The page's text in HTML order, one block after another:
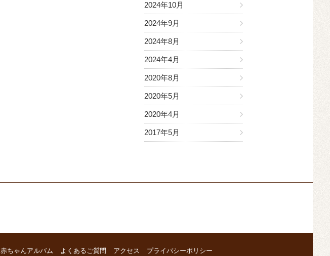
2024年10月
2024年9月
2024年8月
2024年4月
2020年8月
2020年5月
2020年4月
2017年5月
赤ちゃんアルバム よくあるご質問 アクセス プライバシーポリシー